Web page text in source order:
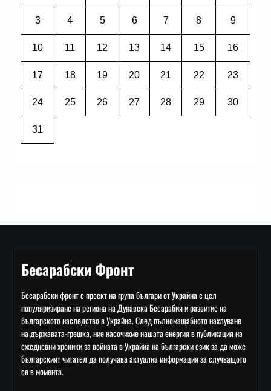
3 4 5 6 7 8 9
10 11 12 13 14 15 16
17 18 19 20 21 22 23
24 25 26 27 28 29 30
31
Бесарабски Фронт
Бесарабски фронт е проект на група българи от Украйна с цел
популяризиране на региона на Дунавска Бесарабия и развитие на
българското наследство в Украйна. След пълномащабното нахлуване
на държавата-грешка, ние насочихме нашата енергия в публикация на
ежедневни хроники за войната в Украйна на български език за да може
българският читател да получава актуална информация за случващото
се в момента.